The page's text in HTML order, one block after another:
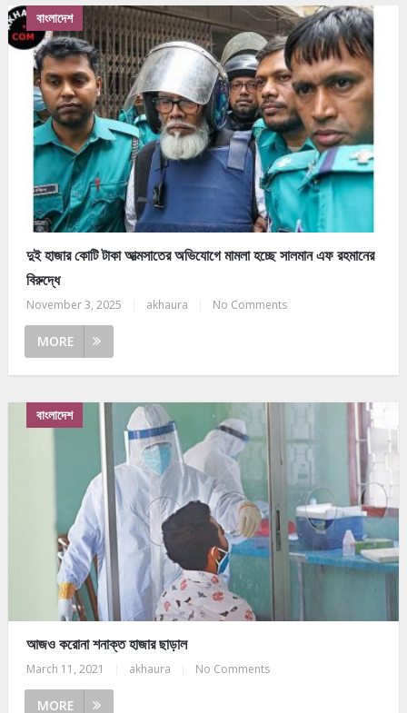
বাংলাদেশ
দুই হাজার কোটি টাকা আত্মসাতের অভিযোগে মামলা হচ্ছে সালমান এফ রহমানের
বিরুদ্ধে
November 3, 2025 akhaura No Comments
MORE
বাংলাদেশ
আজও করোনা শনাক্ত হাজার ছাড়াল
March 11, 2021 akhaura No Comments
MORE